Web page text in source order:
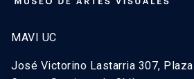
MAVI UC
José Victorino Lastarria 307,